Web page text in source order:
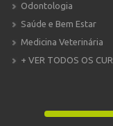
Odontologia
Saúde e Bem Estar
Medicina Veterinária
+ VER TODOS OS